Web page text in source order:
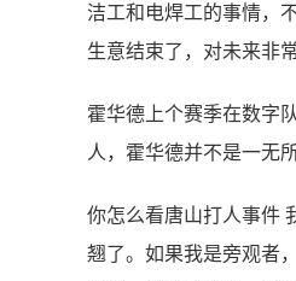
洁工和电焊工的事情，
生意结束了，对未来非
霍华德上个赛季在数字
人，霍华德并不是一无
你怎么看唐山打人事件
翘了。如果我是旁观者